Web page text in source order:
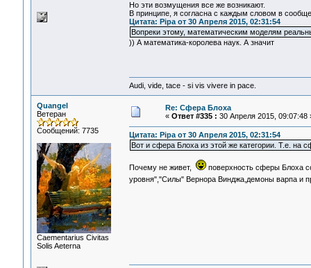
Но эти возмущения все же возникают.
В принципе, я согласна с каждым словом в
Цитата: Pipa от 30 Апреля 2015, 02:31:54
Вопреки этому, математическим моделям
)) А математика-королева наук. А значит
Audi, vide, tace - si vis vivere in pace.
Quangel
Ветеран
Сообщений: 7735
Сaementarius Civitas
Solis Aeterna
Re: Сфера Блоха
« Ответ #335 : 30 Апреля 2015, 09:07:48
Цитата: Pipa от 30 Апреля 2015, 02:31:54
Вот и сфера Блоха из этой же категории. Т.е. на
Почему не живет,
поверхность сферы Блоха
уровня","Силы" Вернора Винджа,демоны варпа и